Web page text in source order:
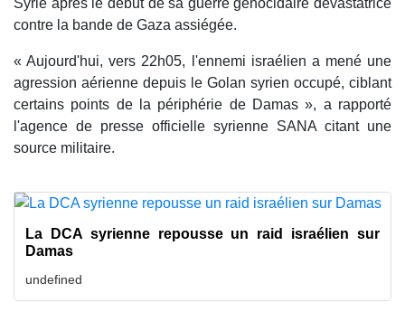
Syrie après le début de sa guerre génocidaire dévastatrice
contre la bande de Gaza assiégée.
« Aujourd'hui, vers 22h05, l'ennemi israélien a mené une
agression aérienne depuis le Golan syrien occupé, ciblant
certains points de la périphérie de Damas », a rapporté
l'agence de presse officielle syrienne SANA citant une
source militaire.
La DCA syrienne repousse un raid israélien sur
Damas
undefined